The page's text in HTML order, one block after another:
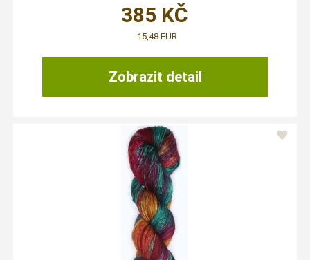
Zobrazit detail
385 KČ
15,48 EUR